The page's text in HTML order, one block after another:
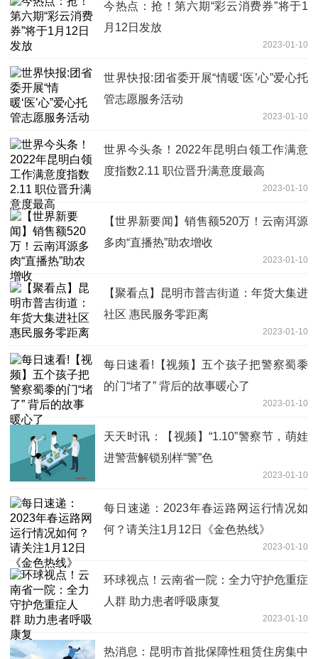
今热点：抢！第六期“彩云消费券”将于1
月12日发放
2023-01-10
世界快报:团省委开展“情暖‘医’心”爱心托
管志愿服务活动
2023-01-10
世界今头条！2022年昆明白领工作满意
度指数2.11 职位晋升满意度最高
2023-01-10
【世界新要闻】销售额520万！云南洱源
多肉“直播热”助农增收
2023-01-10
【聚看点】昆明市普吉街道：年货大集进
社区 惠民服务零距离
2023-01-10
每日速看!【视频】五个孩子把警察蜀黍
的门“堵了” 背后的故事暖心了
2023-01-10
天天时讯：【视频】“1.10”警察节，萌娃
进警营解锁别样“警”色
2023-01-10
每日速递：2023年春运路网运行情况如
何？请关注1月12日《金色热线》
2023-01-10
环球视点！云南省一院：全力守护危重症
人群 助力患者呼吸康复
2023-01-10
热消息：昆明市首批保障性租赁住房集中